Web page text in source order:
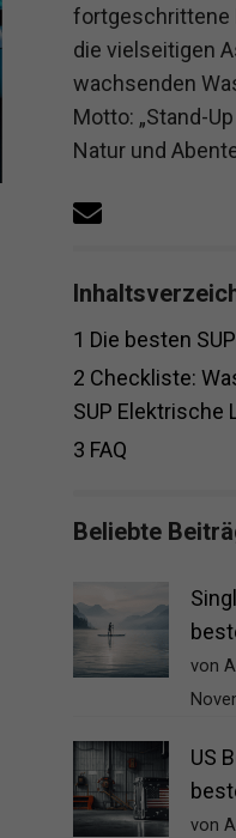
fortgeschrittene
die vielseitigen
wachsenden
Motto: „Stand-
Natur und
1 Die besten
2 Checkliste:
SUP Elektrische
3 FAQ
Beliebte
von
US
von